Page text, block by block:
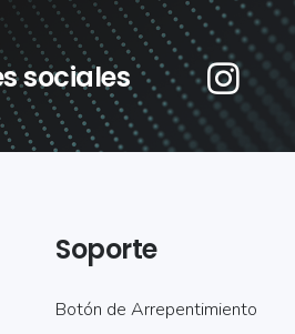
sociales
Soporte
Botón de Arrepentimiento